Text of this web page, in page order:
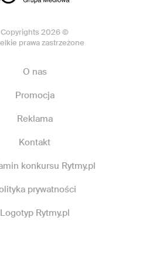
Copyrights 2026 ©
prawa zastrzeżone
O nas
Promocja
Reklama
Kontakt
konkursu Rytmy.pl
prywatności
Logotyp Rytmy.pl